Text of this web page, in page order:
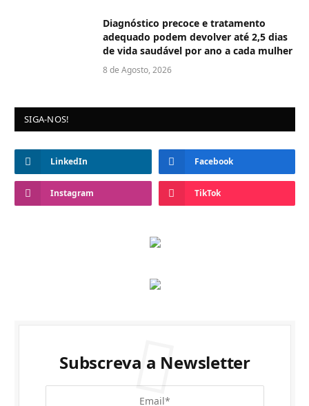
Diagnóstico precoce e tratamento
adequado podem devolver até 2,5 dias
de vida saudável por ano a cada mulher
8 de Agosto, 2026
SIGA-NOS!
LinkedIn Facebook
Instagram TikTok
Subscreva a Newsletter